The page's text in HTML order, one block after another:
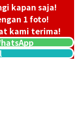
kapan saja!
1 foto!
kami terima!